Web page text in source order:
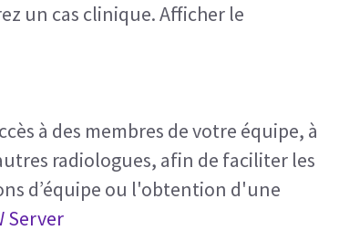
un cas clinique. Afficher le
à des membres de votre équipe, à
radiologues, afin de faciliter les
d’équipe ou l'obtention d'une
Server